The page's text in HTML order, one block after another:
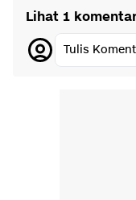
Lihat 1
Tulis